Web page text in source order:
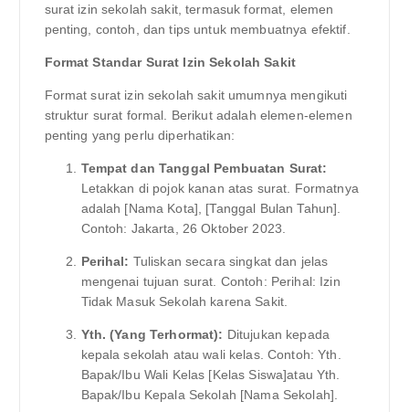
surat izin sekolah sakit, termasuk format, elemen
penting, contoh, dan tips untuk membuatnya efektif.
Format Standar Surat Izin Sekolah Sakit
Format surat izin sekolah sakit umumnya mengikuti
struktur surat formal. Berikut adalah elemen-elemen
penting yang perlu diperhatikan:
Tempat dan Tanggal Pembuatan Surat:
Letakkan di pojok kanan atas surat. Formatnya
adalah [Nama Kota], [Tanggal Bulan Tahun].
Contoh: Jakarta, 26 Oktober 2023.
Perihal: Tuliskan secara singkat dan jelas
mengenai tujuan surat. Contoh: Perihal: Izin
Tidak Masuk Sekolah karena Sakit.
Yth. (Yang Terhormat): Ditujukan kepada
kepala sekolah atau wali kelas. Contoh: Yth.
Bapak/Ibu Wali Kelas [Kelas Siswa]atau Yth.
Bapak/Ibu Kepala Sekolah [Nama Sekolah].